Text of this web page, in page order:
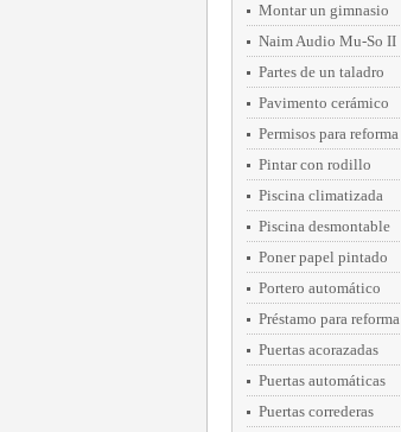
Montar un gimnasio
Naim Audio Mu-So II
Partes de un taladro
Pavimento cerámico
Permisos para reforma
Pintar con rodillo
Piscina climatizada
Piscina desmontable
Poner papel pintado
Portero automático
Préstamo para reforma
Puertas acorazadas
Puertas automáticas
Puertas correderas